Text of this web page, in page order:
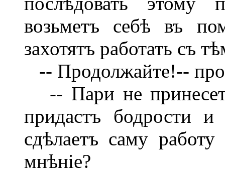
возьметъ себѣ въ
захотятъ работать съ
-- Продолжайте!--
-- Пари не
придастъ бодрости
сдѣлаетъ саму
мнѣніе?